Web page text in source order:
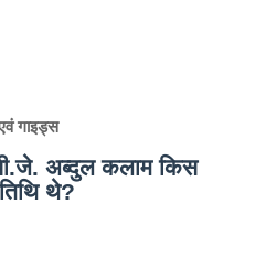
गाइड्स
अब्दुल कलाम किस
थे?